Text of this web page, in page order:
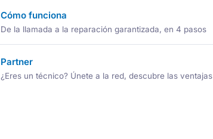
Cómo funciona
De la llamada a la reparación garantizada, en 4 pasos
Partner
¿Eres un técnico? Únete a la red, descubre las ventajas